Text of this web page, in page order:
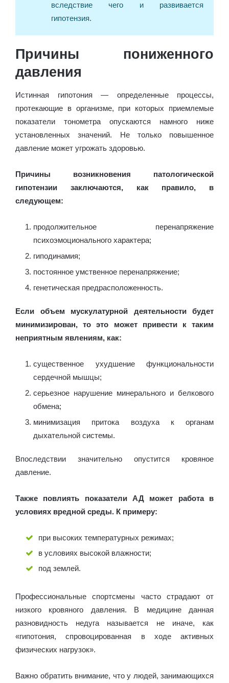
вследствие чего и развивается
гипотензия.
Причины пониженного
давления
Истинная гипотония — определенные процессы,
протекающие в организме, при которых приемлемые
показатели тонометра опускаются намного ниже
установленных значений. Не только повышенное
давление может угрожать здоровью.
Причины возникновения патологической
гипотензии заключаются, как правило, в
следующем:
продолжительное перенапряжение
психоэмоционального характера;
гиподинамия;
постоянное умственное перенапряжение;
генетическая предрасположенность.
Если объем мускулатурной деятельности будет
минимизирован, то это может привести к таким
неприятным явлениям, как:
существенное ухудшение функциональности
сердечной мышцы;
серьезное нарушение минерального и белкового
обмена;
минимизация притока воздуха к органам
дыхательной системы.
Впоследствии значительно опустится кровяное
давление.
Также повлиять показатели АД может работа в
условиях вредной среды. К примеру:
при высоких температурных режимах;
в условиях высокой влажности;
под землей.
Профессиональные спортсмены часто страдают от
низкого кровяного давления. В медицине данная
разновидность недуга называется не иначе, как
«гипотония, спровоцированная в ходе активных
физических нагрузок».
Важно обратить внимание, что у людей, занимающихся